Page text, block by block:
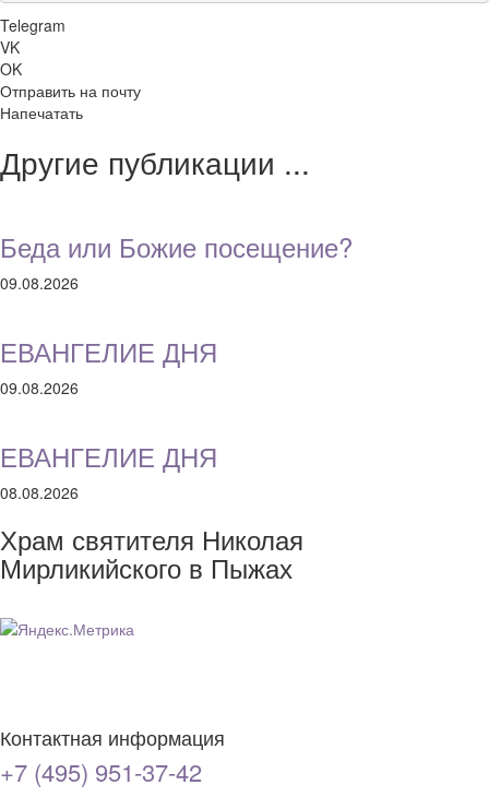
Telegram
VK
OK
Отправить на почту
Напечатать
Другие публикации ...
Беда или Божие посещение?
09.08.2026
ЕВАНГЕЛИЕ ДНЯ
09.08.2026
ЕВАНГЕЛИЕ ДНЯ
08.08.2026
Храм святителя Николая
Мирликийского в Пыжах
Контактная информация
+7 (495) 951-37-42